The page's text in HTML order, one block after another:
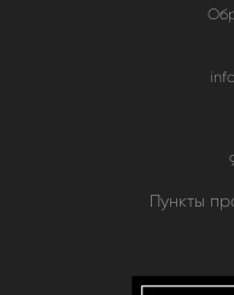
Пункты